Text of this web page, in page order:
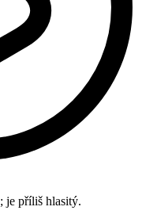
; je příliš hlasitý.